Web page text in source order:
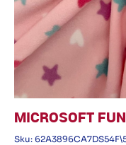
MICROSOFT
Sku: